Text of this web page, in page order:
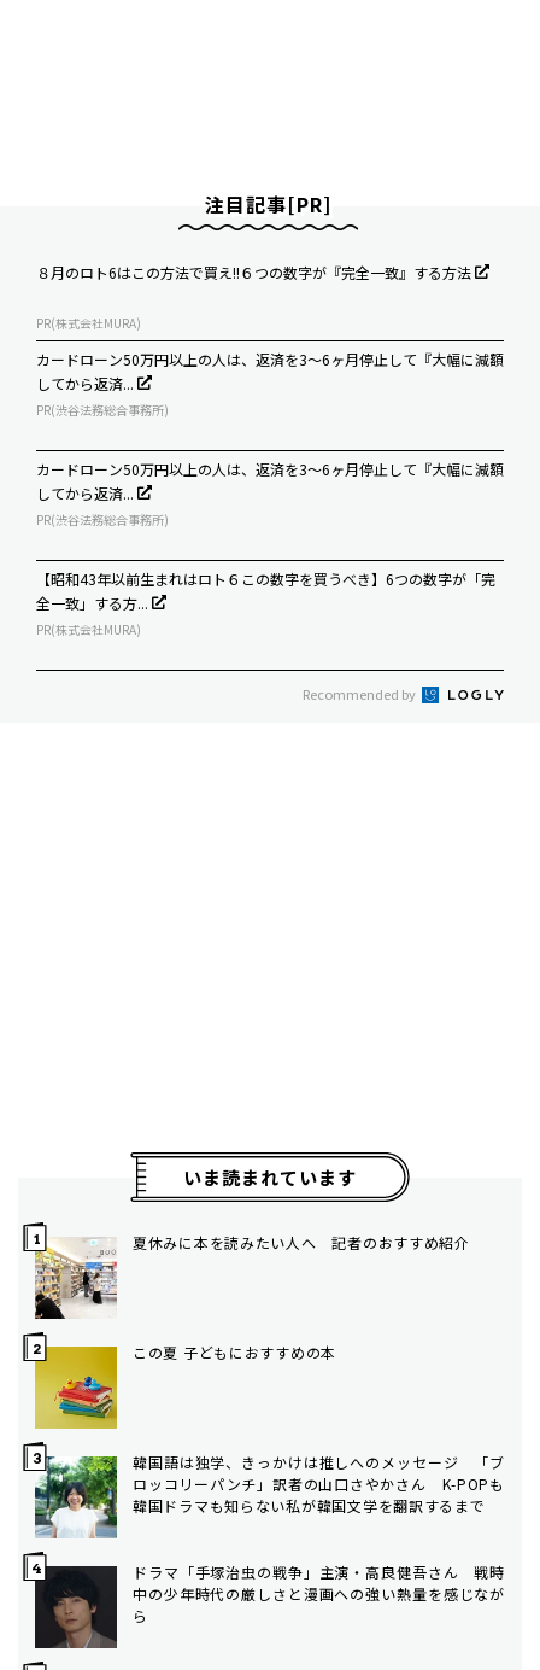
注目記事[PR]
８月のロト6はこの方法で買え!!６つの数字が『完全一致』する方法
PR(株式会社MURA)
カードローン50万円以上の人は、返済を3～6ヶ月停止して『大幅に減額
してから返済...
PR(渋谷法務総合事務所)
カードローン50万円以上の人は、返済を3～6ヶ月停止して『大幅に減額
してから返済...
PR(渋谷法務総合事務所)
【昭和43年以前生まれはロト６この数字を買うべき】6つの数字が「完
全一致」する方...
PR(株式会社MURA)
Recommended by
いま読まれています
夏休みに本を読みたい人へ 記者のおすすめ紹介
この夏 子どもにおすすめの本
韓国語は独学、きっかけは推しへのメッセージ 「ブ
ロッコリーパンチ」訳者の山口さやかさん K-POPも
韓国ドラマも知らない私が韓国文学を翻訳するまで
ドラマ「手塚治虫の戦争」主演・高良健吾さん 戦時
中の少年時代の厳しさと漫画への強い熱量を感じなが
ら